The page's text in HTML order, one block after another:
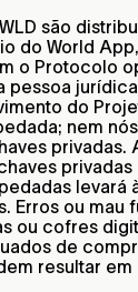
são
do World
o Protocolo
pessoa
do
nem
privadas.
levará
Erros ou mau
ou cofres
de
resultar